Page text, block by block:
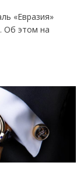
«Евразия»
Об этом на